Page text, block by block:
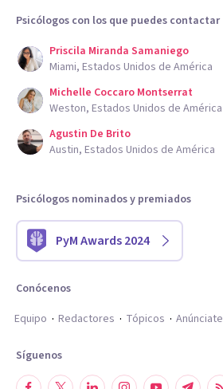
Psicólogos con los que puedes contactar
Priscila Miranda Samaniego
Miami, Estados Unidos de América
Michelle Coccaro Montserrat
Weston, Estados Unidos de América
Agustin De Brito
Austin, Estados Unidos de América
Psicólogos nominados y premiados
PyM Awards 2024
Conócenos
Equipo
Redactores Tópicos Anúnciate
Síguenos